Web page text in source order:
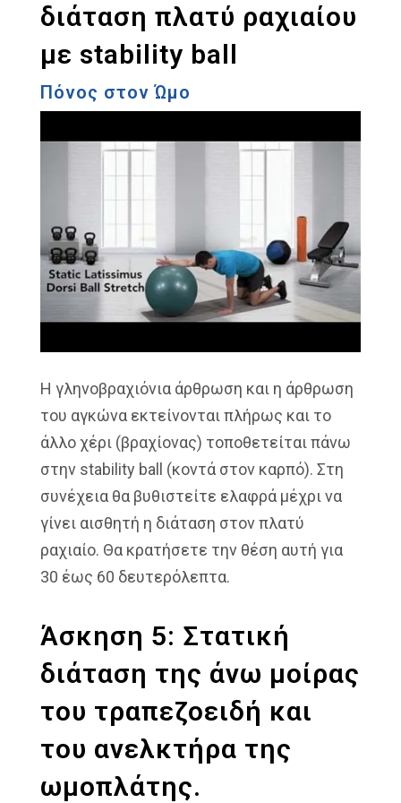
διάταση πλατύ ραχιαίου
με stability ball
Πόνος στον Ώμο
Η γληνοβραχιόνια άρθρωση και η άρθρωση
του αγκώνα εκτείνονται πλήρως και το
άλλο χέρι (βραχίονας) τοποθετείται πάνω
στην stability ball (κοντά στον καρπό). Στη
συνέχεια θα βυθιστείτε ελαφρά μέχρι να
γίνει αισθητή η διάταση στον πλατύ
ραχιαίο. Θα κρατήσετε την θέση αυτή για
30 έως 60 δευτερόλεπτα.
Άσκηση 5: Στατική
διάταση της άνω μοίρας
του τραπεζοειδή και
του ανελκτήρα της
ωμοπλάτης.